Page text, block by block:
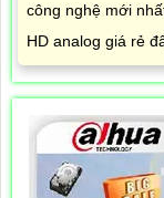
công nghệ mới
HD analog giá rẻ